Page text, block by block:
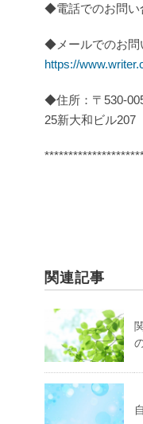
◆電話でのお問い
◆メールでのお問
https://
◆住所：〒530-
25新大和ビル207
関連記事